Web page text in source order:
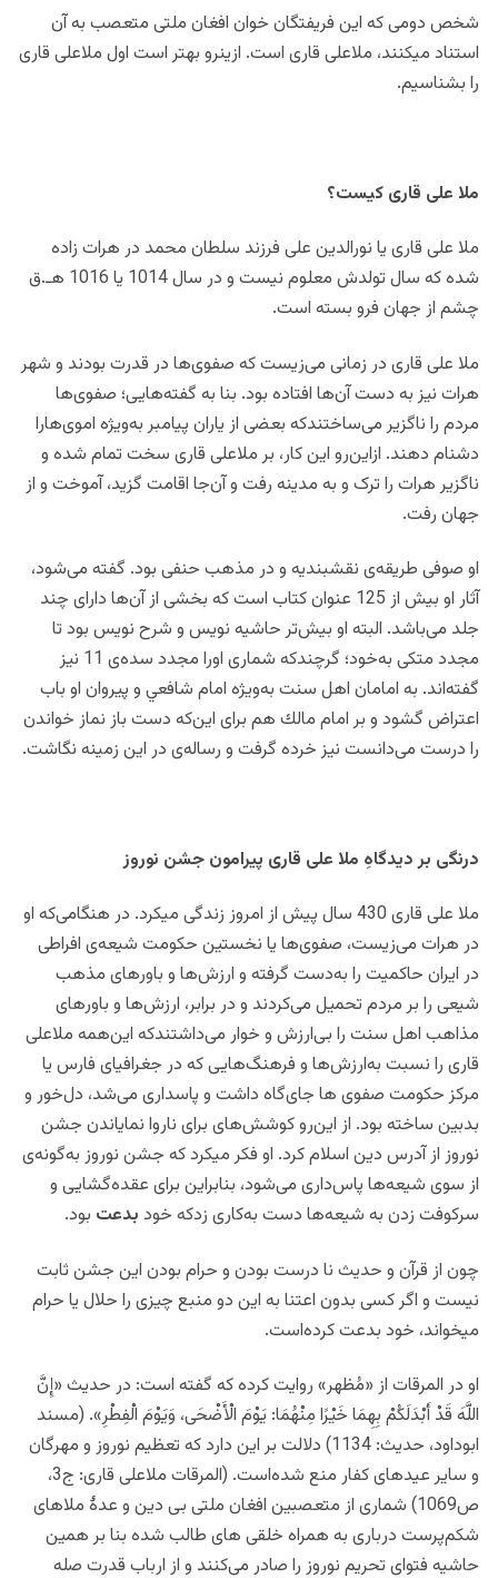
شخص دومی که این فریفتگان خوان افغان ملتی متعصب به آن
استناد میکنند، ملاعلی قاری است. ازینرو بهتر است اول ملاعلی قاری
را بشناسیم.
ملا علی قاری کیست؟
ملا علی قاری یا نورالدین علی فرزند سلطان محمد در هرات زاده
شده که سال‌ تولدش معلوم نیست و در سال 1014 یا 1016 هـ.ق
چشم از جهان فرو بسته است.
ملا علی قاری در زمانی می‌زیست که صفوی‌ها در قدرت بودند و شهر
هرات نیز به دست آن‌ها افتاده بود. بنا به گفته‌هایی؛ صفوی‌ها
مردم را ناگزیر می‌ساختندکه بعضی از یاران پیامبر به‌ویژه اموی‌هارا
دشنام دهند. ازاین‌رو این کار، بر ملاعلی قاری سخت تمام شده و
ناگزیر هرات را ترک و به مدینه رفت و آن‌جا اقامت گزید، آموخت و از
جهان رفت.
او صوفی طریقه‌ی نقشبندیه و در مذهب حنفی بود. گفته می‌شود،
آثار او بيش از 125 عنوان كتاب است كه بخشى از آن‌ها داراى چند
جلد مى‌باشد. البته او بیش‌تر حاشیه نویس و شرح نویس بود تا
مجدد متکی به‌خود؛ گرچندکه شماری اورا مجدد سده‌ی 11 نیز
گفته‌اند. به امامان اهل سنت به‌ویژه امام شافعي و پیروان او باب
اعتراض گشود و بر امام مالك هم برای این‌که دست باز نماز خواندن
را درست می‌دانست نیز خرده گرفت و رساله‌ی در این زمینه نگاشت.
درنگی بر دیدگاه‌ِ ملا علی قاری پیرامون جشن نوروز
ملا علی قاری 430 سال پیش از امروز زندگی میکرد. در هنگامی‌که او
در هرات می‌زیست، صفوی‌ها یا نخستین حکومت شیعه‌ی افراطی
در ایران حاکمیت را به‌دست گرفته و ارزش‌ها و باورهای مذهب
شیعی را بر مردم تحمیل می‌کردند و در برابر، ارزش‌ها و باورهای
مذاهب اهل سنت را بی‌ارزش و خوار می‌داشتندکه این‌همه ملاعلی
قاری را نسبت به‌ارزش‌ها و فرهنگ‌هایی که در جغرافیای فارس یا
مرکز حکومت صفوی ها جای‌گاه داشت و پاسداری می‌شد، دل‌خور و
بدبین ساخته بود. از این‌رو کوشش‌های برای ناروا نمایاندن جشن
نوروز از آدرس دین اسلام کرد. او فکر میکرد که جشن نوروز به‌گونه‌ی
از سوی شیعه‌ها پاس‌داری می‌شود، بنابراین برای عقده‌گشایی و
سرکوفت زدن به شیعه‌ها دست به‌کاری زدکه خود بدعت بود.
چون از قرآن و حدیث نا درست بودن و حرام بودن این جشن ثابت
نیست و اگر کسی بدون اعتنا به این دو منبع چیزی را حلال یا حرام
میخواند، خود بدعت کرده‌است.
او در المرقات از «مُظهر» روایت کرده که گفته است: در حدیث «إِنَّ
اللَّهَ قَدْ أَبْدَلَكُمْ بِهِمَا خَيْرًا مِنْهُمَا: يَوْمَ الْأَضْحَى، وَيَوْمَ الْفِطْرِ». (مسند
ابوداود، حدیث: 1134) دلالت بر این دارد که تعظیم نوروز و مهرگان
و سایر عیدهای کفار منع شده‌است. (المرقات ملاعلی قاری: ج3،
ص1069) شماری از متعصبین افغان ملتی بی دین و عدۀ ملاهای
شکم‌پرست درباری به همراه خلقی های طالب شده بنا بر همین
حاشیه فتوای تحریم نوروز را صادر می‌کنند و از ارباب قدرت صله